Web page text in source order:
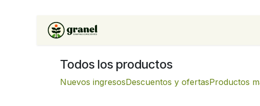
Ir al contenido
Todos los productos
Nuevos ingresosDescuentos y ofertasProductos